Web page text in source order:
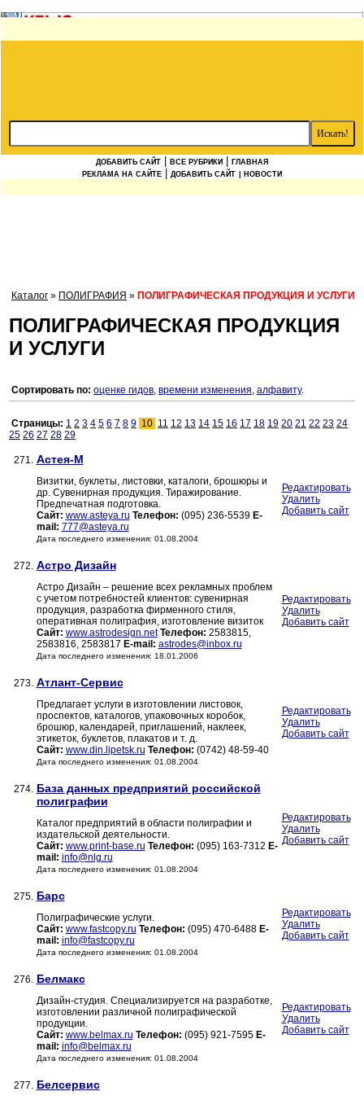
ДОБАВИТЬ САЙТ ВСЕ РУБРИКИ
ГЛАВНАЯ
РЕКЛАМА НА САЙТЕ
ДОБАВИТЬ САЙТ | НОВОСТИ
Каталог » ПОЛИГРАФИЯ » ПОЛИГРАФИЧЕСКАЯ ПРОДУКЦИЯ И УСЛУГИ
ПОЛИГРАФИЧЕСКАЯ ПРОДУКЦИЯ
И УСЛУГИ
Сортировать по: оценке гидов, времени изменения, алфавиту.
Страницы: 1 2 3 4 5 6 7 8 9 10 11 12 13 14 15 16 17 18 19 20 21 22 23 24
25 26 27 28 29
271. Астея-М
Визитки, буклеты, листовки, каталоги, брошюры и
др. Сувенирная продукция. Тиражирование.
Предпечатная подготовка.
Сайт: www.asteya.ru Телефон: (095) 236-5539 E-
mail: 777@asteya.ru
Дата последнего изменения: 01.08.2004
Редактировать
Удалить
Добавить сайт
272. Астро Дизайн
Астро Дизайн – решение всех рекламных проблем
с учетом потребностей клиентов: сувенирная
продукция, разработка фирменного стиля,
оперативная полиграфия, изготовление визиток
Сайт: www.astrodesign.net Телефон: 2583815,
2583816, 2583817 E-mail: astrodes@inbox.ru
Дата последнего изменения: 18.01.2006
Редактировать
Удалить
Добавить сайт
273. Атлант-Сервис
Предлагает услуги в изготовлении листовок,
проспектов, каталогов, упаковочных коробок,
брошюр, календарей, приглашений, наклеек,
этикеток, буклетов, плакатов и т. д.
Сайт: www.din.lipetsk.ru Телефон: (0742) 48-59-40
Дата последнего изменения: 01.08.2004
Редактировать
Удалить
Добавить сайт
274. База данных предприятий российской
полиграфии
Каталог предприятий в области полиграфии и
издательской деятельности.
Сайт: www.print-base.ru Телефон: (095) 163-7312 E-
mail: info@nlg.ru
Дата последнего изменения: 01.08.2004
Редактировать
Удалить
Добавить сайт
275. Барс
Полиграфические услуги.
Сайт: www.fastcopy.ru Телефон: (095) 470-6488 E-
mail: info@fastcopy.ru
Дата последнего изменения: 01.08.2004
Редактировать
Удалить
Добавить сайт
276. Белмакс
Дизайн-студия. Специализируется на разработке,
изготовлении различной полиграфической
продукции.
Сайт: www.belmax.ru Телефон: (095) 921-7595 E-
mail: info@belmax.ru
Дата последнего изменения: 01.08.2004
Редактировать
Удалить
Добавить сайт
277. Белсервис